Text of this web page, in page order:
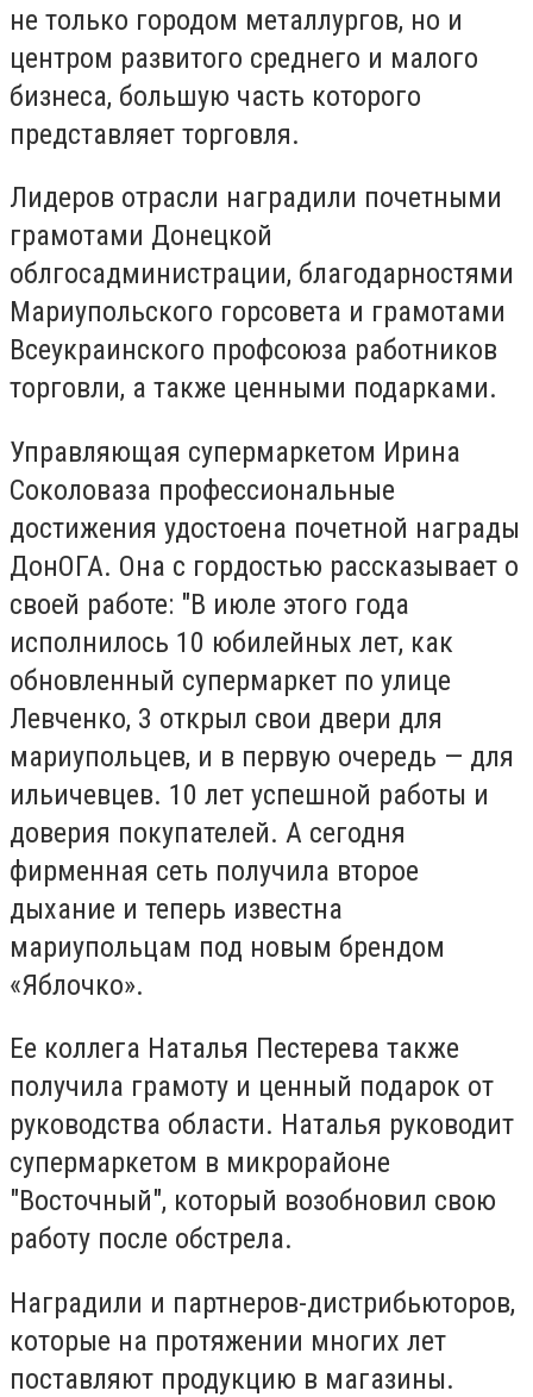
не только городом металлургов, но и
центром развитого среднего и малого
бизнеса, большую часть которого
представляет торговля.
Лидеров отрасли наградили почетными
грамотами Донецкой
облгосадминистрации, благодарностями
Мариупольского горсовета и грамотами
Всеукраинского профсоюза работников
торговли, а также ценными подарками.
Управляющая супермаркетом Ирина
Соколоваза профессиональные
достижения удостоена почетной награды
ДонОГА. Она с гордостью рассказывает о
своей работе: "В июле этого года
исполнилось 10 юбилейных лет, как
обновленный супермаркет по улице
Левченко, 3 открыл свои двери для
мариупольцев, и в первую очередь — для
ильичевцев. 10 лет успешной работы и
доверия покупателей. А сегодня
фирменная сеть получила второе
дыхание и теперь известна
мариупольцам под новым брендом
«Яблочко».
Ее коллега Наталья Пестерева также
получила грамоту и ценный подарок от
руководства области. Наталья руководит
супермаркетом в микрорайоне
"Восточный", который возобновил свою
работу после обстрела.
Наградили и партнеров-дистрибьюторов,
которые на протяжении многих лет
поставляют продукцию в магазины.